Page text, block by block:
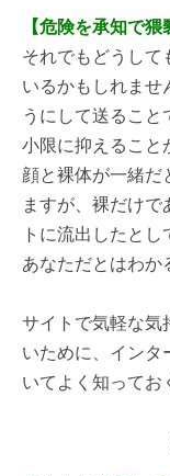
【危険を承知で猥
それでもどうして
いるかもしれませ
うにして送るこ
小限に抑えること
顔と裸体が一緒だ
ますが、裸だけで
トに流出したと
あなただとはわか
サイトで気軽な気
いために、インタ
いてよく知ってお